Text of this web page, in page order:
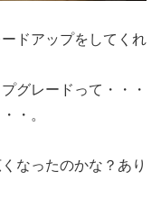
ドアップをしてくれ
グレードって・・・
・。
なったのかな？あり